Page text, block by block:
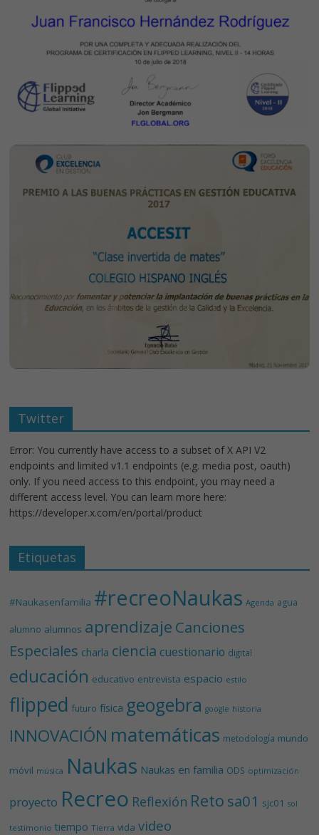
Twitter
Error: You currently have access to a subset of X API V2
endpoints and limited v1.1 endpoints (e.g. media post, oauth)
only. If you need access to this endpoint, you may need a
different access level. You can learn more here:
https://developer.x.com/en/portal/product
Etiquetas
#Naukasenfamilia #recreoNaukas Agenda agua
alumno alumnos aprendizaje Canciones
Especiales charla ciencia cuestionario digital
educación educativo entrevista espacio estilo
flipped futuro física geogebra google historia
INNOVACIÓN matemáticas metodología mundo
móvil música Naukas Naukas en familia ODS optimización
proyecto Recreo Reflexión Reto sa01 sjc01 sol
testimonio tiempo Tierra vida video